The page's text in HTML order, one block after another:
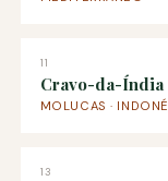
11
Cravo-da-Índia
MOLUCAS ·
13